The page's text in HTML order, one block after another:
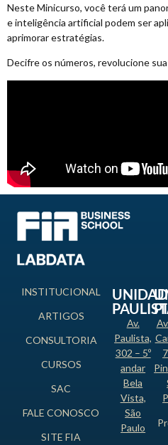
Neste Minicurso, você terá um
e inteligência artificial podem ser
aprimorar estratégias.
Decifre os números, revolucione
INSTITUCIONAL
ARTIGOS
CONSULTORIA
CURSOS
SAC
FALE CONOSCO
SITE FIA
Av.
Paulista,
302 – 5º
andar
Bela
Vista,
São
Paulo